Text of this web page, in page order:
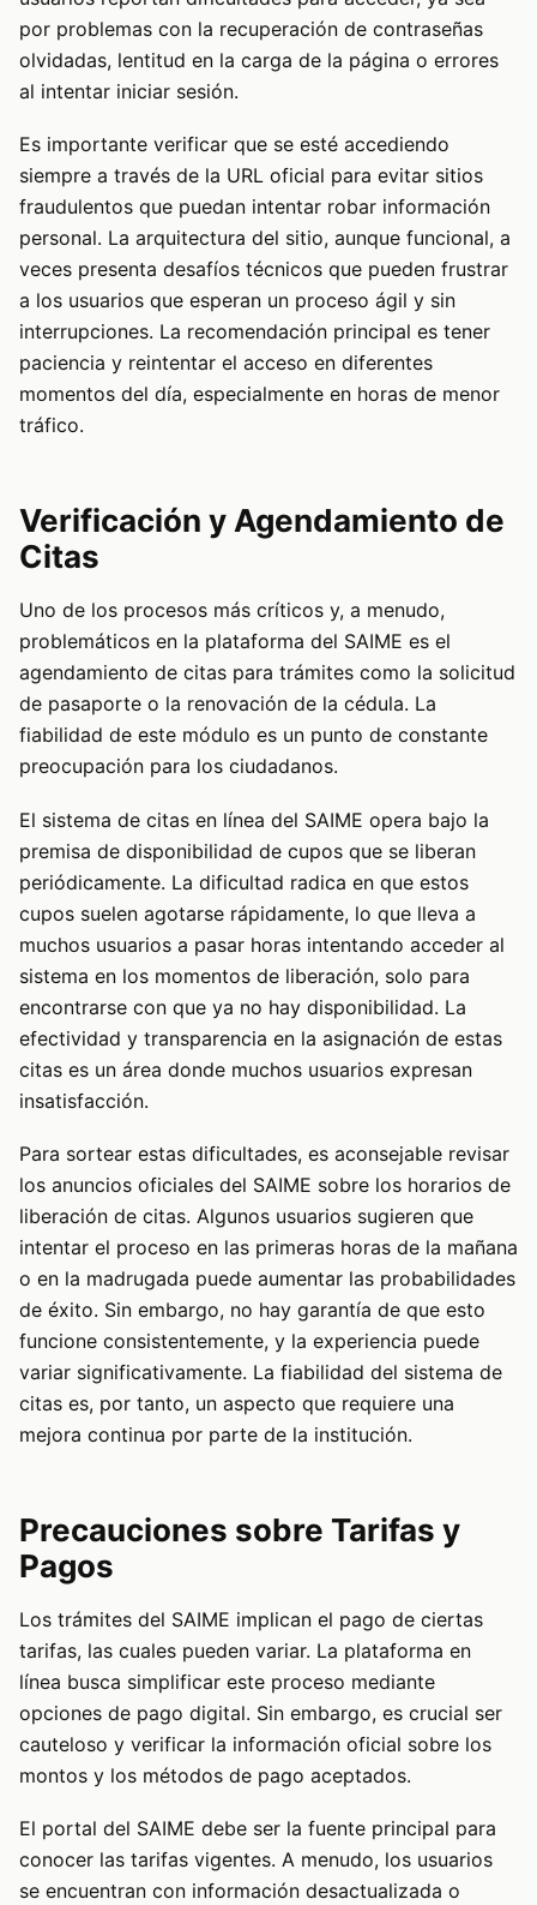
por problemas con la recuperación de contraseñas
olvidadas, lentitud en la carga de la página o errores
al intentar iniciar sesión.
Es importante verificar que se esté accediendo
siempre a través de la URL oficial para evitar sitios
fraudulentos que puedan intentar robar información
personal. La arquitectura del sitio, aunque funcional, a
veces presenta desafíos técnicos que pueden frustrar
a los usuarios que esperan un proceso ágil y sin
interrupciones. La recomendación principal es tener
paciencia y reintentar el acceso en diferentes
momentos del día, especialmente en horas de menor
tráfico.
Verificación y Agendamiento de
Citas
Uno de los procesos más críticos y, a menudo,
problemáticos en la plataforma del SAIME es el
agendamiento de citas para trámites como la solicitud
de pasaporte o la renovación de la cédula. La
fiabilidad de este módulo es un punto de constante
preocupación para los ciudadanos.
El sistema de citas en línea del SAIME opera bajo la
premisa de disponibilidad de cupos que se liberan
periódicamente. La dificultad radica en que estos
cupos suelen agotarse rápidamente, lo que lleva a
muchos usuarios a pasar horas intentando acceder al
sistema en los momentos de liberación, solo para
encontrarse con que ya no hay disponibilidad. La
efectividad y transparencia en la asignación de estas
citas es un área donde muchos usuarios expresan
insatisfacción.
Para sortear estas dificultades, es aconsejable revisar
los anuncios oficiales del SAIME sobre los horarios de
liberación de citas. Algunos usuarios sugieren que
intentar el proceso en las primeras horas de la mañana
o en la madrugada puede aumentar las probabilidades
de éxito. Sin embargo, no hay garantía de que esto
funcione consistentemente, y la experiencia puede
variar significativamente. La fiabilidad del sistema de
citas es, por tanto, un aspecto que requiere una
mejora continua por parte de la institución.
Precauciones sobre Tarifas y
Pagos
Los trámites del SAIME implican el pago de ciertas
tarifas, las cuales pueden variar. La plataforma en
línea busca simplificar este proceso mediante
opciones de pago digital. Sin embargo, es crucial ser
cauteloso y verificar la información oficial sobre los
montos y los métodos de pago aceptados.
El portal del SAIME debe ser la fuente principal para
conocer las tarifas vigentes. A menudo, los usuarios
se encuentran con información desactualizada o